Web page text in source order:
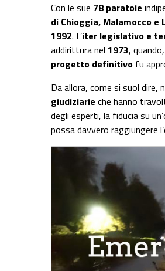
Con le sue 78 paratoie
di Chioggia, Malamocco e
1992. L’iter legislativo e
addirittura nel 1973,
progetto definitivo fu
Da allora, come si suol
giudiziarie che hanno
degli esperti, la fiducia su
possa davvero raggiungere